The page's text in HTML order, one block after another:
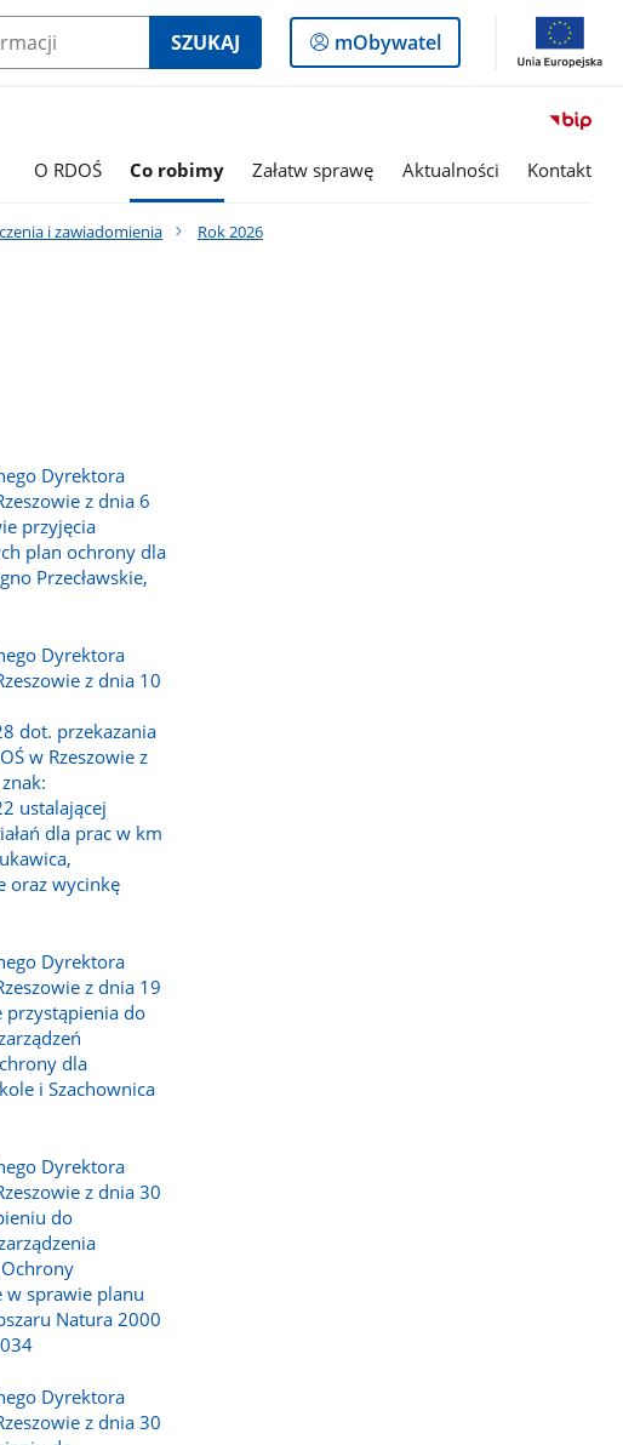
SZUKAJ
Logowanie
do
mObywatel
O RDOŚ Co robimy Załatw sprawę Aktualności Kontakt
i zawiadomienia
Rok 2026
Dyrektora
z dnia 6
przyjęcia
plan ochrony dla
Przecławskie,
Dyrektora
z dnia 10
dot. przekazania
w Rzeszowie z
ustalającej
dla prac w km
oraz wycinkę
Dyrektora
z dnia 19
przystąpienia do
dla
i Szachownica
Dyrektora
z dnia 30
do
w sprawie planu
Natura 2000
Dyrektora
z dnia 30